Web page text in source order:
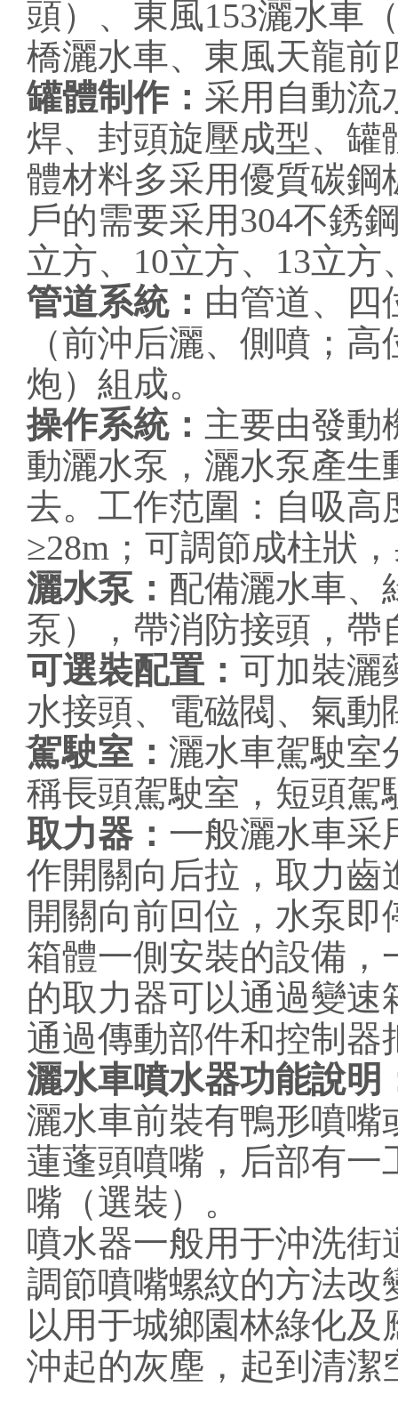
頭）、東風153灑水車
橋灑水車、東風天龍前
罐體制作： 采用自動流
焊、封頭旋壓成型、罐
體材料多采用優質碳鋼
戶的需要采用304不銹
立方、10立方、13立方
管道系統： 由管道、四
（前沖后灑、側噴；
炮）組成。
操作系統： 主要由發動
動灑水泵，灑水泵產
去。工作范圍：自吸高
≥28m；可調節成柱狀
灑水泵： 配備灑水車、
泵），帶消防接頭，
可選裝配置： 可加裝灑
水接頭、電磁閥、氣動
駕駛室： 灑水車駕駛室
稱長頭駕駛室，短頭駕
取力器： 一般灑水車采
作開關向后拉，取力齒
開關向前回位，水泵
箱體一側安裝的設備
的取力器可以通過變
通過傳動部件和控制
灑水車噴水器功能說明
灑水車前裝有鴨形噴嘴
蓮蓬頭噴嘴，后部有一
嘴（選裝）。
噴水器一般用于沖洗
調節噴嘴螺紋的方法
以用于城鄉園林綠化
沖起的灰塵，起到清潔